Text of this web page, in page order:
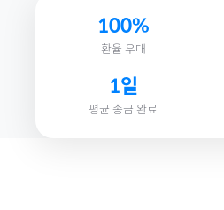
100%
환율 우대
1일
평균 송금 완료